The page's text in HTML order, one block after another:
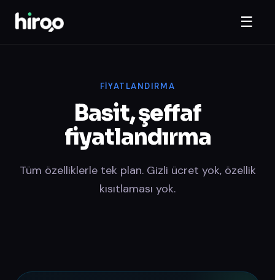
☰
FIYATLANDIRMA
Basit, şeffaf
fiyatlandırma
Tüm özelliklerle tek plan. Gizli ücret yok, özellik
kısıtlaması yok.